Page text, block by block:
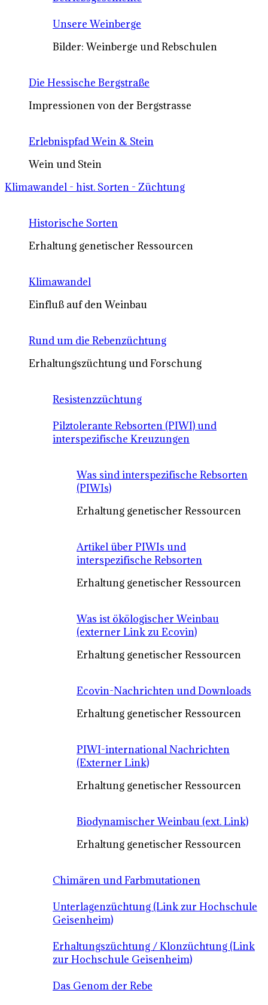
Unsere Weinberge
Bilder: Weinberge und Rebschulen
Die Hessische Bergstraße
Impressionen von der Bergstrasse
Erlebnispfad Wein & Stein
Wein und Stein
Klimawandel - hist. Sorten - Züchtung
Historische Sorten
Erhaltung genetischer Ressourcen
Klimawandel
Einfluß auf den Weinbau
Rund um die Rebenzüchtung
Erhaltungszüchtung und Forschung
Resistenzzüchtung
Pilztolerante Rebsorten (PIWI) und
interspezifische Kreuzungen
Was sind interspezifische Rebsorten
(PIWIs)
Erhaltung genetischer Ressourcen
Artikel über PIWIs und
interspezifische Rebsorten
Erhaltung genetischer Ressourcen
Was ist ökölogischer Weinbau
(externer Link zu Ecovin)
Erhaltung genetischer Ressourcen
Ecovin-Nachrichten und Downloads
Erhaltung genetischer Ressourcen
PIWI-international Nachrichten
(Externer Link)
Erhaltung genetischer Ressourcen
Biodynamischer Weinbau (ext. Link)
Erhaltung genetischer Ressourcen
Chimären und Farbmutationen
Unterlagenzüchtung (Link zur Hochschule
Geisenheim)
Erhaltungszüchtung / Klonzüchtung (Link
zur Hochschule Geisenheim)
Das Genom der Rebe